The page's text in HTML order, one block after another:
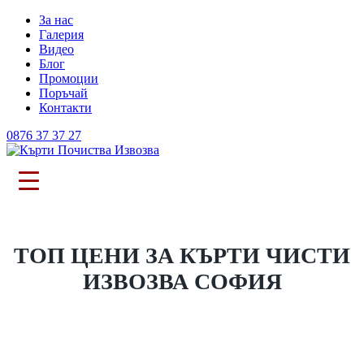
За нас
Галерия
Видео
Блог
Промоции
Поръчай
Контакти
0876 37 37 27
ТОП ЦЕНИ ЗА КЪРТИ ЧИСТИ
ИЗВОЗВА СОФИЯ